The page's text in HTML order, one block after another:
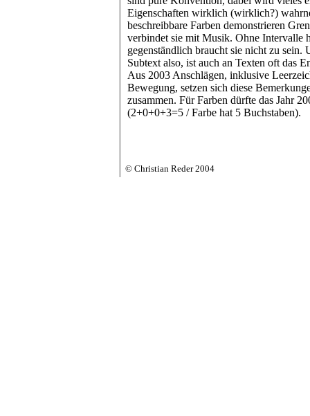
Eigenschaften wirklich (wirklich?)
beschreibbare Farben demonstrieren
verbindet sie mit Musik. Ohne Intervalle
gegenständlich braucht sie nicht zu sein.
Subtext also, ist auch an Texten oft das
Aus 2003 Anschlägen, inklusive
Bewegung, setzen sich diese
zusammen. Für Farben dürfte das Jahr
(2+0+0+3=5 / Farbe hat 5 Buchstaben).
© Christian Reder 2004